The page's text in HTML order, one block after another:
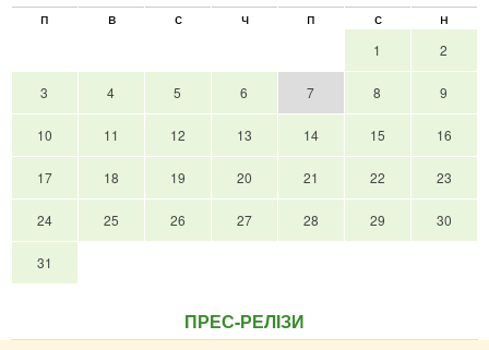
п в с ч п с н
1 2
3 4 5 6 7 8 9
10 11 12 13 14 15 16
17 18 19 20 21 22 23
24 25 26 27 28 29 30
31
ПРЕС-РЕЛІЗИ